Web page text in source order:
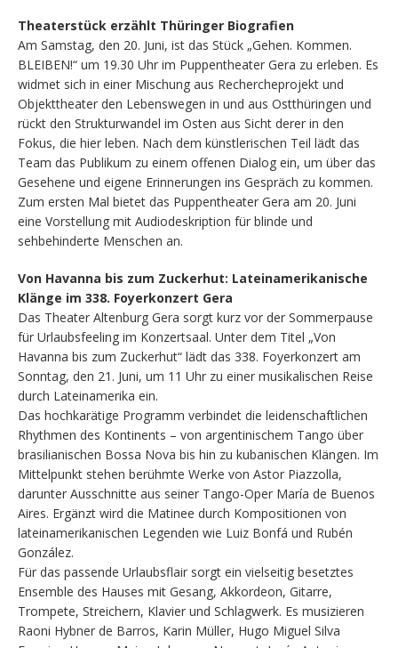
Theaterstück erzählt Thüringer Biografien
Am Samstag, den 20. Juni, ist das Stück „Gehen. Kommen.
BLEIBEN!“ um 19.30 Uhr im Puppentheater Gera zu erleben. Es
widmet sich in einer Mischung aus Rechercheprojekt und
Objekttheater den Lebenswegen in und aus Ostthüringen und
rückt den Strukturwandel im Osten aus Sicht derer in den
Fokus, die hier leben. Nach dem künstlerischen Teil lädt das
Team das Publikum zu einem offenen Dialog ein, um über das
Gesehene und eigene Erinnerungen ins Gespräch zu kommen.
Zum ersten Mal bietet das Puppentheater Gera am 20. Juni
eine Vorstellung mit Audiodeskription für blinde und
sehbehinderte Menschen an.
Von Havanna bis zum Zuckerhut: Lateinamerikanische
Klänge im 338. Foyerkonzert Gera
Das Theater Altenburg Gera sorgt kurz vor der Sommerpause
für Urlaubsfeeling im Konzertsaal. Unter dem Titel „Von
Havanna bis zum Zuckerhut“ lädt das 338. Foyerkonzert am
Sonntag, den 21. Juni, um 11 Uhr zu einer musikalischen Reise
durch Lateinamerika ein.
Das hochkarätige Programm verbindet die leidenschaftlichen
Rhythmen des Kontinents – von argentinischem Tango über
brasilianischen Bossa Nova bis hin zu kubanischen Klängen. Im
Mittelpunkt stehen berühmte Werke von Astor Piazzolla,
darunter Ausschnitte aus seiner Tango-Oper María de Buenos
Aires. Ergänzt wird die Matinee durch Kompositionen von
lateinamerikanischen Legenden wie Luiz Bonfá und Rubén
González.
Für das passende Urlaubsflair sorgt ein vielseitig besetztes
Ensemble des Hauses mit Gesang, Akkordeon, Gitarre,
Trompete, Streichern, Klavier und Schlagwerk. Es musizieren
Raoni Hybner de Barros, Karin Müller, Hugo Miguel Silva